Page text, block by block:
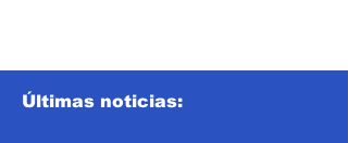
Últimas noticias: